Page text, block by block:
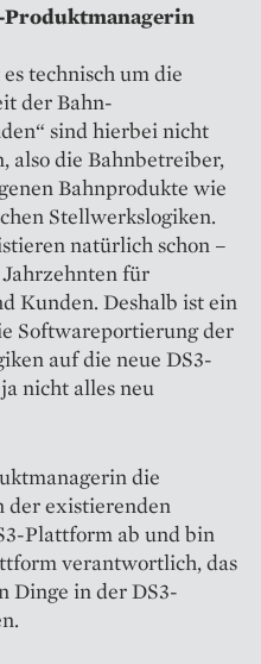
­­Produkt­managerin
technisch um die
der Bahn-
sind hierbei nicht
also die Bahnbetreiber,
Bahnprodukte wie
Stellwerkslogiken.
natürlich schon –
für
Kunden. Deshalb ist ein
Softwareportierung der
auf die neue DS3-
nicht alles neu
die
der existierenden
Plattform ab und bin
verantwortlich, das
Dinge in der DS3-